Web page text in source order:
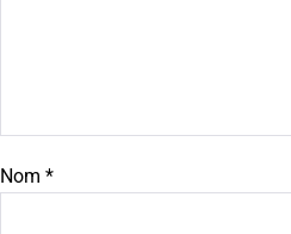
Nom *